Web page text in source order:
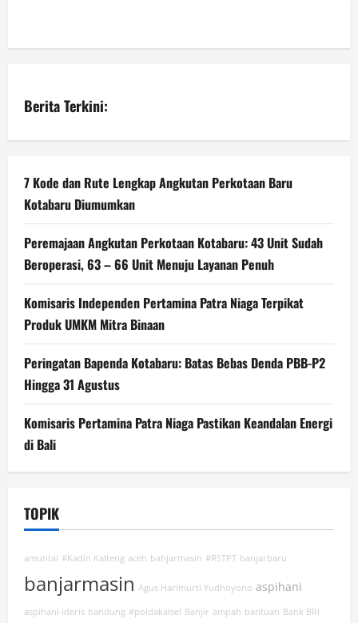
Berita Terkini:
7 Kode dan Rute Lengkap Angkutan Perkotaan Baru
Kotabaru Diumumkan
Peremajaan Angkutan Perkotaan Kotabaru: 43 Unit Sudah
Beroperasi, 63 – 66 Unit Menuju Layanan Penuh
Komisaris Independen Pertamina Patra Niaga Terpikat
Produk UMKM Mitra Binaan
Peringatan Bapenda Kotabaru: Batas Bebas Denda PBB-P2
Hingga 31 Agustus
Komisaris Pertamina Patra Niaga Pastikan Keandalan Energi
di Bali
TOPIK
amuntai #Kadin Kalteng aceh bahjarmasin #RSTPT banjarbaru
banjarmasin Agus Harimurti Yudhoyono aspihani
aspihani ideris bandung #poldakalsel Banjir ampah bantuan Bank BRI